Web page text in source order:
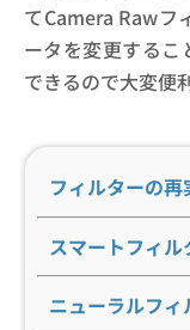
フィルターの
スマートフィ
ニューラルフ
てCamera Rawフ
ータを変更する
できるので大変便